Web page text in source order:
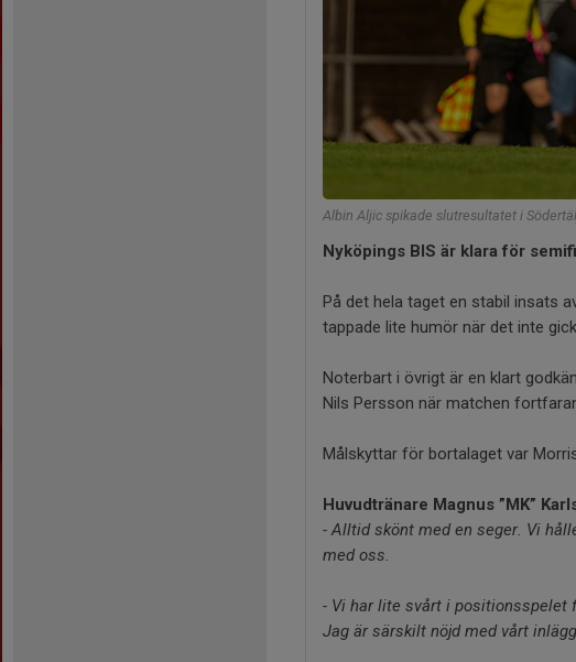
Albin Aljic spikade slutresultatet i
Nyköpings BIS är klara för
På det hela taget en stabil insats
tappade lite humör när det inte
Noterbart i övrigt är en klart
Nils Persson när matchen
Målskyttar för bortalaget var
Huvudtränare Magnus ”MK”
- Alltid skönt med en seger. Vi
med oss.
- Vi har lite svårt i positionsspelet
Jag är särskilt nöjd med vårt